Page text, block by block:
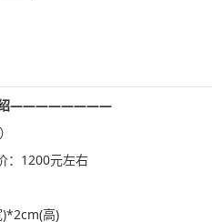
————————
：1200元左右
)*2cm(高)